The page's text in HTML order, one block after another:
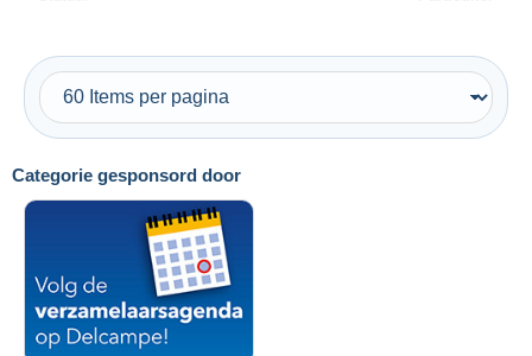
Toepassen
Categorie gesponsord door